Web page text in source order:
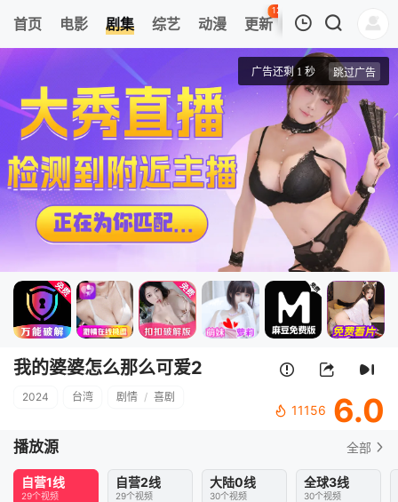
首页 电影 剧集 综艺 动漫 更新
126
热榜 APP
我的观影记录
我的婆婆怎么那么可爱2
清空
我的婆婆怎么那么可爱2
2024 台湾 剧情 / 喜剧
11156 6.0
播放源 全部
自营1线
29个视频
自营2线
29个视频
大陆0线
30个视频
全球3线
30个视频